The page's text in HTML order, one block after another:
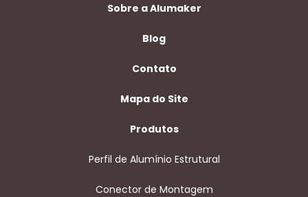
Sobre a Alumaker
Blog
Contato
Mapa do Site
Produtos
Perfil de Alumínio Estrutural
Conector de Montagem